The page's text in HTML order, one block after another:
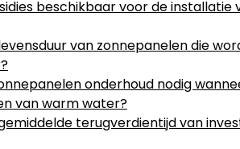
beschikbaar voor de
van zonnepanelen die
onderhoud nodig
van warm water?
terugverdientijd van